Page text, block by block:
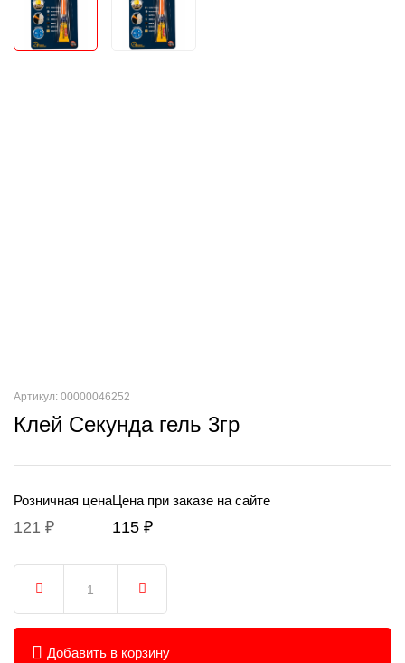
Артикул: 00000046252
Клей Секунда гель 3гр
Розничная цена
121 ₽
Цена при заказе на сайте
115 ₽
Добавить в корзину